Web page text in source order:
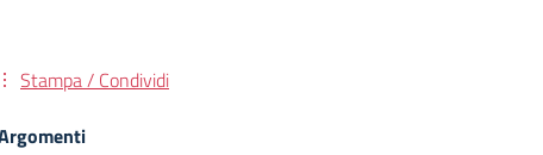
Stampa / Condividi